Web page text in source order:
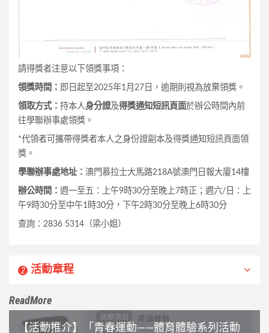
請得獎者注意以下領獎事項：
領獎時間： 即日起至2025年1月27日，逾期則視為放棄領獎。
領取方式： 持本人身分證及得獎通知短訊頁面於辦公時間內前
往學聯辦事處領獎。
*代領者可攜帶得獎者本人之身份證副本及得獎通知短訊頁面領
獎。
學聯辦事處地址： 澳門慕拉士大馬路218A號澳門日報大廈14樓
辦公時間： 週一至五：上午9時30分至晚上7時正；週六/日：上
午9時30分至中午1時30分，下午2時30分至晚上6時30分
查詢：2836 5314（梁小姐）
2 活動章程
ReadMore
【活動推介】「青春運動——體育體驗系列活動